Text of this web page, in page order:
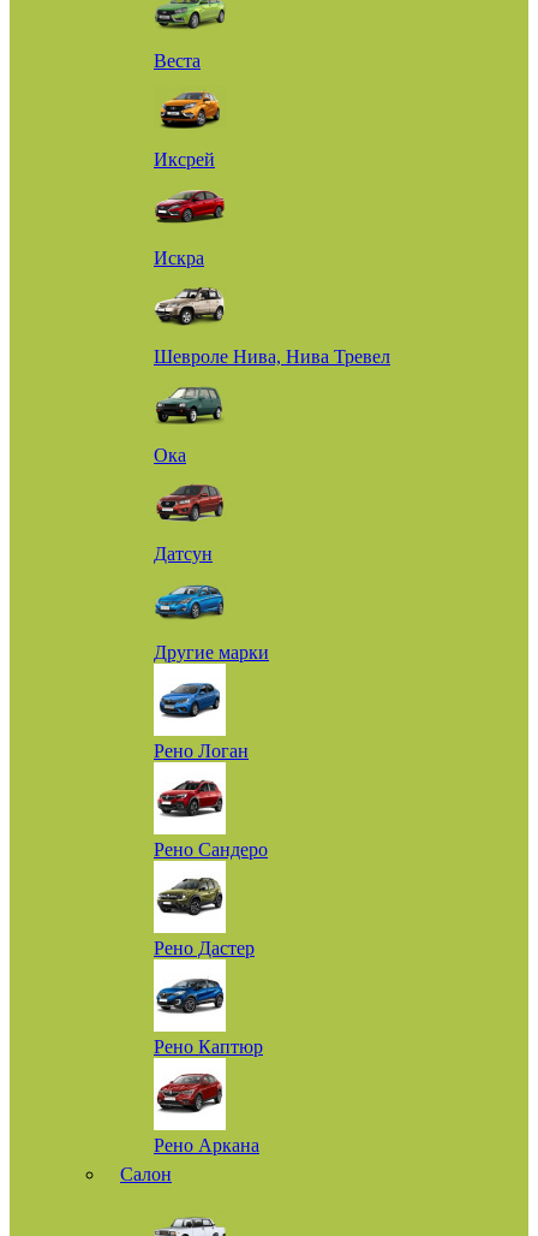
Веста
Иксрей
Искра
Шевроле Нива, Нива Тревел
Ока
Датсун
Другие марки
Рено Логан
Рено Сандеро
Рено Дастер
Рено Каптюр
Рено Аркана
Салон